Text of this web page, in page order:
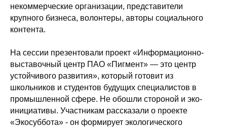
некоммерческие организации, представители
крупного бизнеса, волонтеры, авторы социального
контента.
На сессии презентовали проект «Информационно-
выставочный центр ПАО «Пигмент» — это центр
устойчивого развития», который готовит из
школьников и студентов будущих специалистов в
промышленной сфере. Не обошли стороной и эко-
инициативы. Участникам рассказали о проекте
«Экосуббота» - он формирует экологического